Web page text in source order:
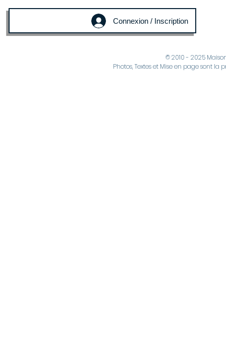
Connexion / Inscription
© 2010 - 2025
Photos, Textes et Mise en page sont